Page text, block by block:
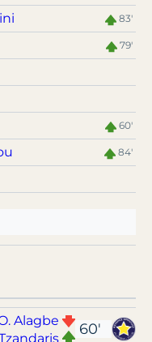
83'
79'
60'
84'
60'
Alagbe